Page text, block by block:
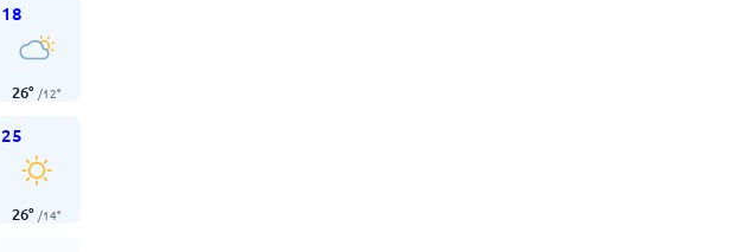
18
26° /12°
25
26° /14°